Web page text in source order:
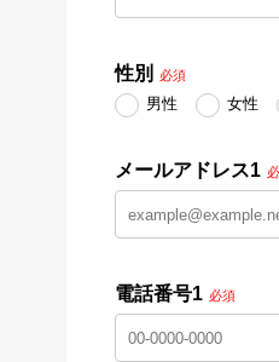
性別 必須
男性 女性
メールアドレス1
電話番号1 必須